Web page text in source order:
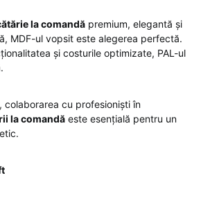
la comandă premium, elegantă și
MDF-ul vopsit este alegerea perfectă.
și costurile optimizate, PAL-ul
colaborarea cu profesioniști în
la comandă este esențială pentru un